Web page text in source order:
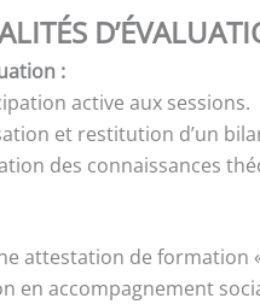
:
active aux sessions.
et restitution d’un
des connaissances
attestation de formation
en accompagnement